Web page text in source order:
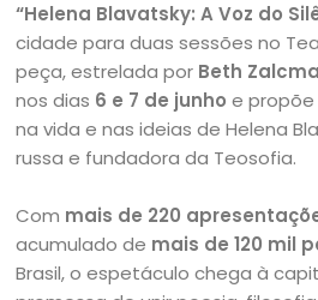
“Helena Blavatsky: A Voz do
cidade para duas sessões no
peça, estrelada por Beth
nos dias 6 e 7 de junho e propõe
na vida e nas ideias de Helena
russa e fundadora da Teosofia.
Com mais de 220
acumulado de mais de 120 mil
Brasil, o espetáculo chega à